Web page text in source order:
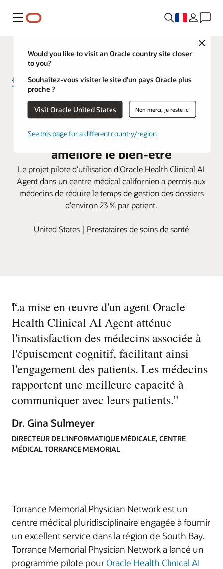
Menu
Close
Would you like to visit an Oracle country site closer
to you?
Souhaitez-vous visiter le site d’un pays Oracle plus
proche ?
Visit Oracle United States Non merci, je reste ici
See this page for a different country/region
Pour les médecins de Torrance
Memorial, Oracle AI réduit la
gestion des dossiers médicaux et
améliore le bien-être
Le projet pilote d'utilisation d'Oracle Health Clinical AI
Agent dans un centre médical californien a permis aux
médecins de réduire le temps de gestion des dossiers
d'environ 23 % par patient.
United States | Prestataires de soins de santé
“
La mise en œuvre d'un agent Oracle
Health Clinical AI Agent atténue
l'insatisfaction des médecins associée à
l'épuisement cognitif, facilitant ainsi
l'engagement des patients. Les médecins
rapportent une meilleure capacité à
communiquer avec leurs patients.”
Dr. Gina Sulmeyer
DIRECTEUR DE L'INFORMATIQUE MÉDICALE, CENTRE
MÉDICAL TORRANCE MEMORIAL
Torrance Memorial Physician Network est un
centre médical pluridisciplinaire engagée à fournir
un excellent service dans la région de South Bay.
Torrance Memorial Physician Network a lancé un
programme pilote pour Oracle Health Clinical AI